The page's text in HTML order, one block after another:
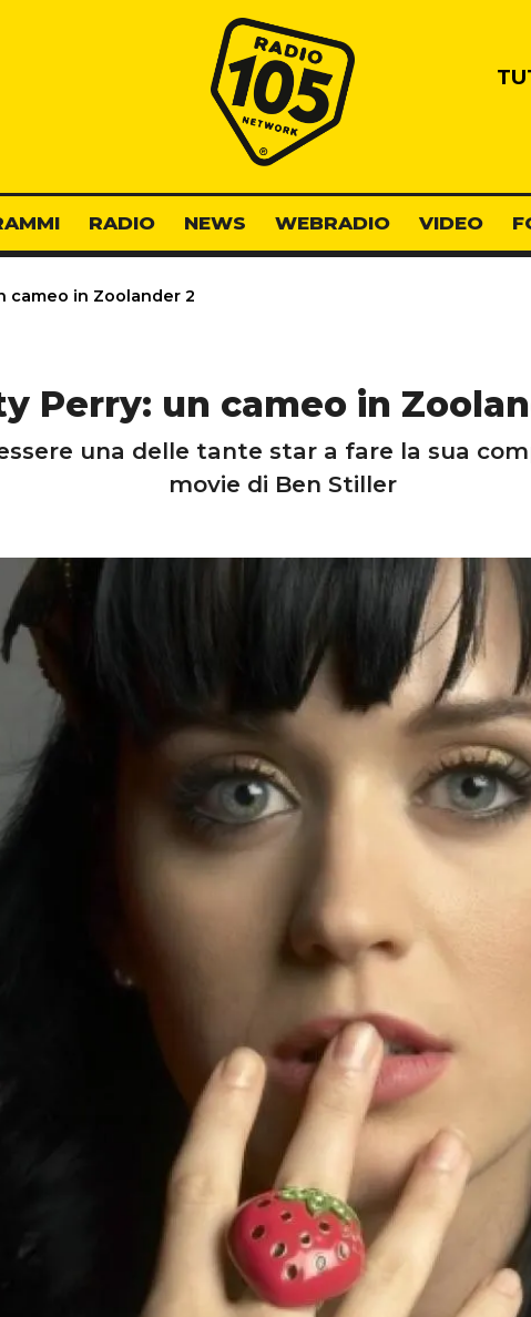
Radio 105
RADIO NEWS WEBRADIO VIDEO
cameo in Zoolander 2
Perry: un cameo in
una delle tante star a fare la sua
movie di Ben Stiller